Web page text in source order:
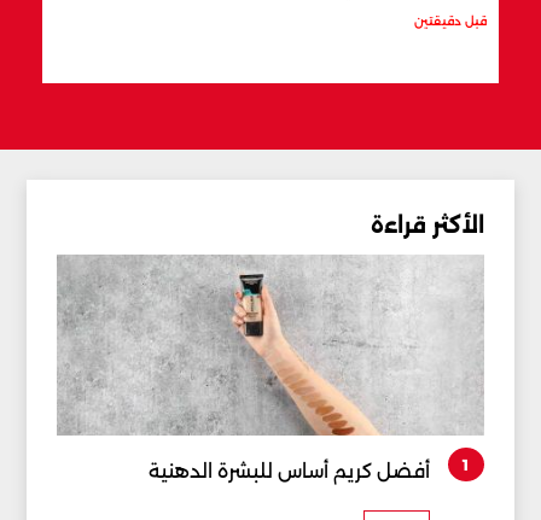
قبل دقيقتين
الأكثر قراءة
1 أفضل كريم أساس للبشرة الدهنية